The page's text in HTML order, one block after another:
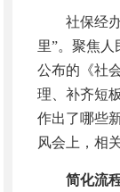
社保经办
里”。聚焦人
公布的《社
理、补齐短
作出了哪些
风会上，相
简化流